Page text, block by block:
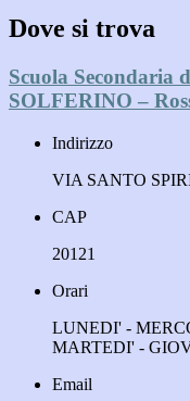
Dove si trova
Scuola Secondaria
SOLFERINO –
Indirizzo
VIA SANTO
CAP
20121
Orari
LUNEDI' -
MARTEDI' -
Email